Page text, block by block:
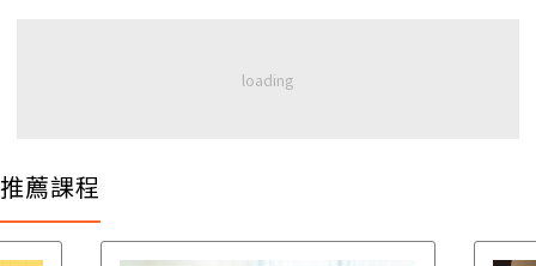
推薦課程